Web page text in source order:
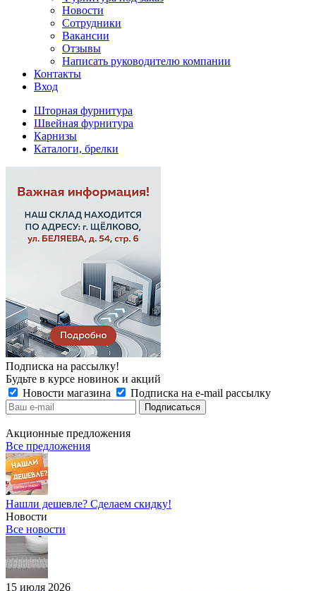
Новости
Сотрудники
Вакансии
Отзывы
Написать руководителю компании
Контакты
Вход
Шторная фурнитура
Швейная фурнитура
Карнизы
Каталоги, брелки
Подписка на рассылку!
Будьте в курсе новинок и акций
Новости магазина
Подписка на e-mail рассылку
Акционные предложения
Все предложения
Нашли дешевле? Сделаем скидку!
Новости
Все новости
15 июля 2026